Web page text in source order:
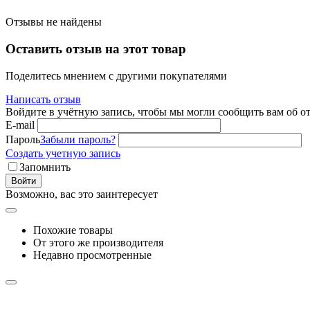
Отзывы не найдены
Оставить отзыв на этот товар
Поделитесь мнением с другими покупателями
Написать отзыв
Войдите в учётную запись, чтобы мы могли сообщить вам об
E-mail
ПарольЗабыли пароль?
Создать учетную запись
Запомнить
Войти
Возможно, вас это заинтересует
Похожие товары
От этого же производителя
Недавно просмотренные